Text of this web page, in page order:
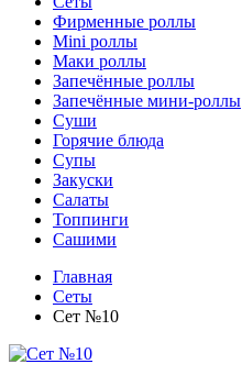
Фирменные роллы
Mini роллы
Маки роллы
Запечённые роллы
Запечённые мини-роллы
Суши
Горячие блюда
Супы
Закуски
Салаты
Топпинги
Сашими
Главная
Сеты
Сет №10